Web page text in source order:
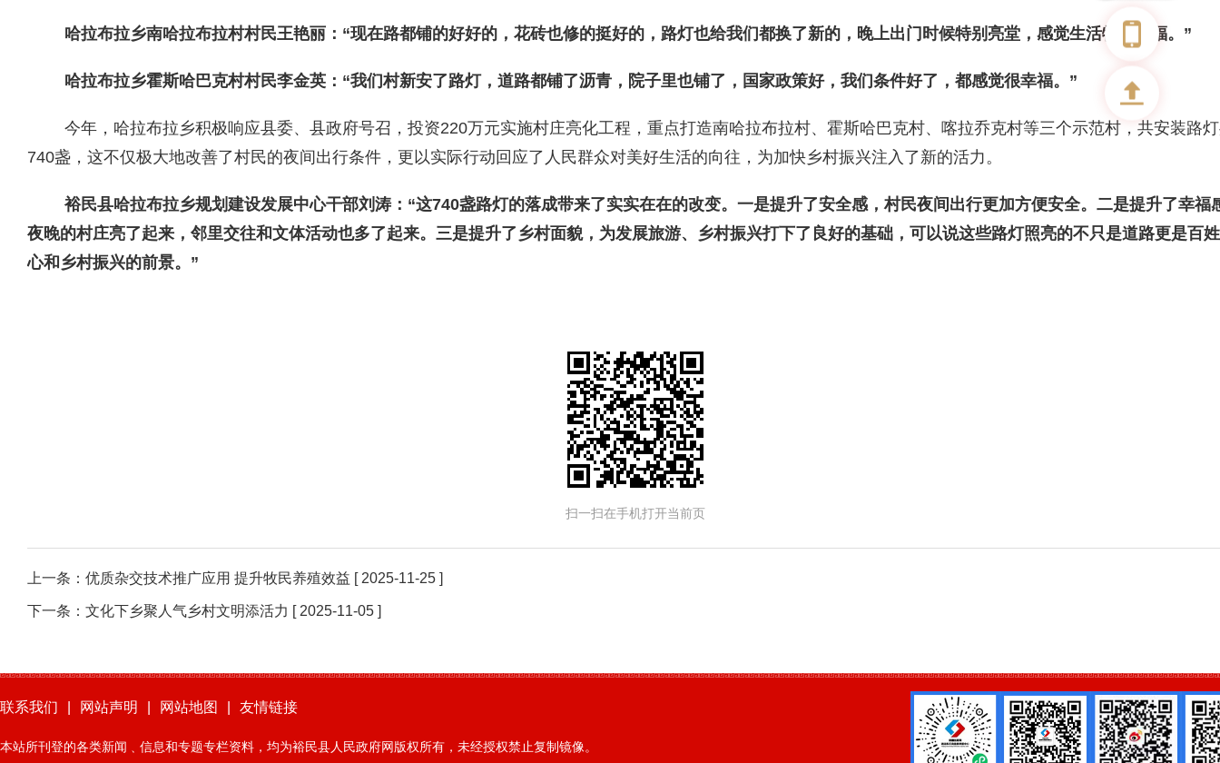
哈拉布拉乡南哈拉布拉村村民王艳丽： “现在路都铺的好好的，花砖也修的挺好的，路灯也给我们都换了新的，晚上出门时候特别亮堂，感觉生活特别幸福。 ”
哈拉布拉乡霍斯哈巴克村村民李金英： “我们村新安了路灯，道路都铺了沥青， 院子里也铺了 ， 国家政策好，我们条件好了，都感觉很幸福。 ”
今年，哈拉布拉乡积极响应县委、县政府号召，投资220万元实施村庄亮化工程，重点打造南哈拉布拉村、霍斯哈巴克村、喀拉乔克村等三个示范村，共安装路
740盏，这不仅极大地改善了村民的夜间出行条件，更以实际行动回应了人民群众对美好生活的向往，为加快乡村振兴注入了新的活力。
裕民县哈拉布拉乡规划建设发展中心干部刘 涛： “这740盏路灯的落成带来了实实在在的改变。 一是提升了安全感，村民夜间出行更加方便安全。二是提升了幸福
夜晚的村庄亮了起来，邻里交往和文体活动也多了起来。 三是提升了乡村面貌，为发展旅游、乡村振兴打下了良好的基础，可以说这些路灯照亮的不只是道路更是百
心和乡村振兴的前景。 ”
扫一扫在手机打开当前页
上一条： 优质杂交技术推广应用 提升牧民养殖效益 [ 2025-11-25 ]
下一条： 文化下乡聚人气乡村文明添活力 [ 2025-11-05 ]
联系我们 网站声明 网站地图 友情链接
本站所刊登的各类新闻﹑信息和专题专栏资料，均为裕民县人民政府网版权所有，未经授权禁止复制镜像。